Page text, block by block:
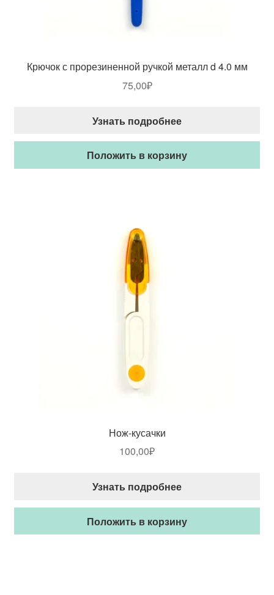
Крючок с прорезиненной ручкой металл d 4.0 мм
75,00₽
Узнать подробнее
Положить в корзину
Нож-кусачки
100,00₽
Узнать подробнее
Положить в корзину